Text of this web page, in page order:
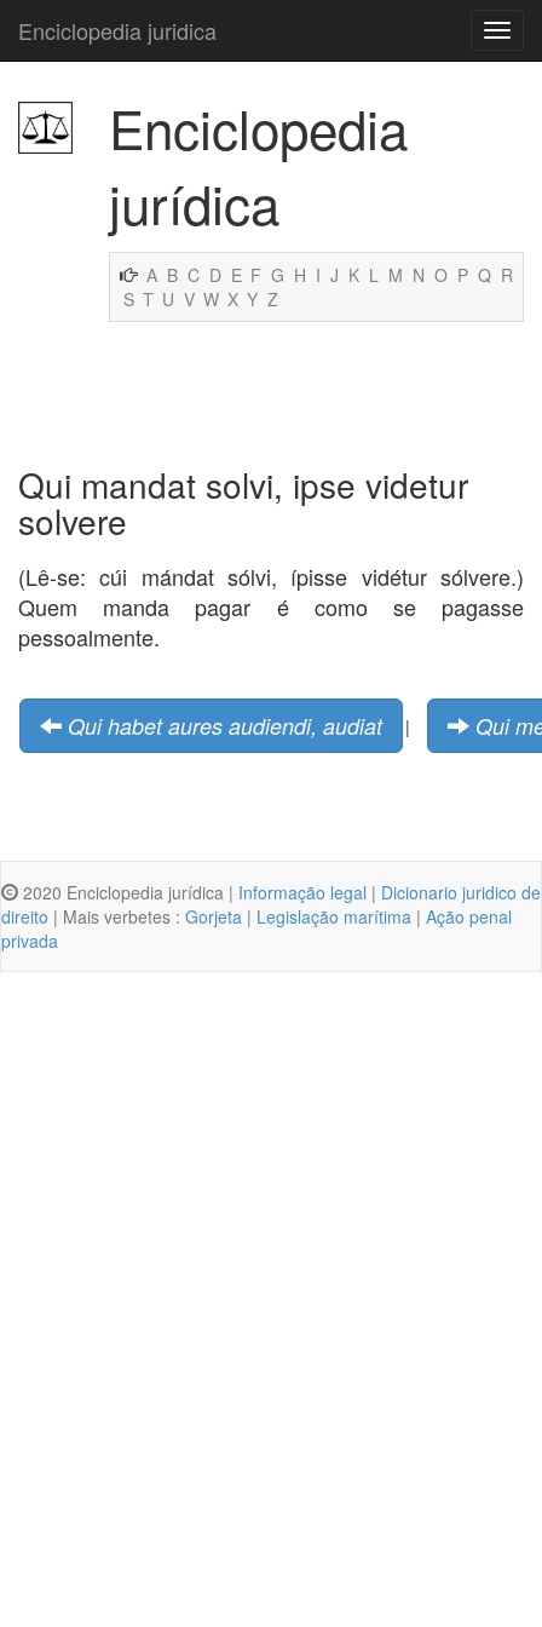
Enciclopedia juridica
Enciclopedia
jurídica
A B C D E F G H I J K L M N O P Q R
S T U V W X Y Z
Qui mandat solvi, ipse videtur
solvere
(Lê-se: cúi mándat sólvi, ípisse vidétur sólvere.)
Quem manda pagar é como se pagasse
pessoalmente.
Qui habet aures audiendi, audiat | Qui
2020 Enciclopedia jurídica | Informação legal | Dicionario juridico de
direito | Mais verbetes : Gorjeta | Legislação marítima | Ação penal
privada